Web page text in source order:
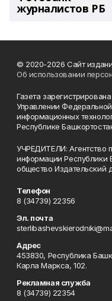
журналистов РБ
© 2020-2026 Сайт
Об использовании
Газета
Управлении
информационных
Республике
УЧРЕДИТЕЛИ: Агентство
информации Республики
общество Издательский
Телефон
8 (34739) 22356
Эл. почта
Адрес
453830, Республика
Карла Маркса, 102.
Рекламная служба
8 (34739) 22354